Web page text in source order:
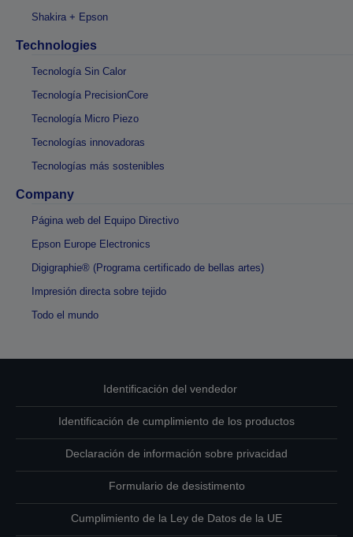
Shakira + Epson
Technologies
Tecnología Sin Calor
Tecnología PrecisionCore
Tecnología Micro Piezo
Tecnologías innovadoras
Tecnologías más sostenibles
Company
Página web del Equipo Directivo
Epson Europe Electronics
Digigraphie® (Programa certificado de bellas artes)
Impresión directa sobre tejido
Todo el mundo
Identificación del vendedor
Identificación de cumplimiento de los productos
Declaración de información sobre privacidad
Formulario de desistimento
Cumplimiento de la Ley de Datos de la UE